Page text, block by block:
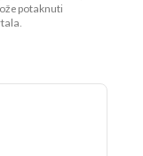
potaknuti